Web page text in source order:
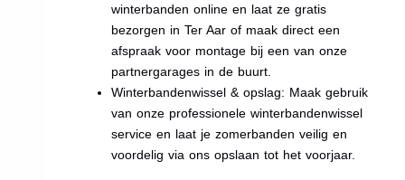
winterbanden online en laat ze gratis
bezorgen in Ter Aar of maak direct een
afspraak voor montage bij een van onze
partnergarages in de buurt.
Winterbandenwissel & opslag: Maak gebruik
van onze professionele winterbandenwissel
service en laat je zomerbanden veilig en
voordelig via ons opslaan tot het voorjaar.